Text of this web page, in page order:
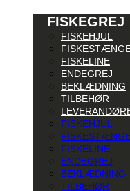
FISKEGREJ
FISKEHJUL
FISKELINE
ENDEGREJ
BEKLÆDNING
TILBEHØR
FISKEHJUL
FISKELINE
ENDEGREJ
BEKLÆDNING
TILBEHØR